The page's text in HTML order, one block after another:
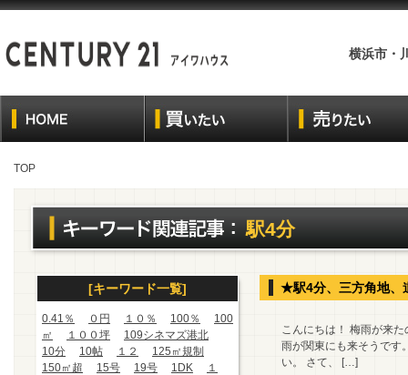
横浜市・
TOP
駅4分
[キーワード一覧]
0.41％ ０円 １０％ 100％
100
㎡
１００坪
109シネマズ港北
10分
10帖 １２
125㎡規制
150㎡超
15号 19号 1DK
１
★駅4分、三方角地、
こんにちは！ 梅雨が来
雨が関東にも来そうです
い。 さて、 […]